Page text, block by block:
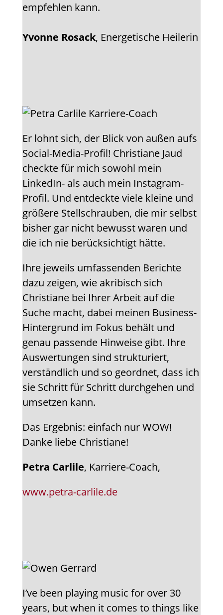
empfehlen kann.
Yvonne Rosack, Energetische Heilerin
Er lohnt sich, der Blick von außen aufs
Social-Media-Profil! Christiane Jaud
checkte für mich sowohl mein
LinkedIn- als auch mein Instagram-
Profil. Und entdeckte viele kleine und
größere Stellschrauben, die mir selbst
bisher gar nicht bewusst waren und
die ich nie berücksichtigt hätte.
Ihre jeweils umfassenden Berichte
dazu zeigen, wie akribisch sich
Christiane bei Ihrer Arbeit auf die
Suche macht, dabei meinen Business-
Hintergrund im Fokus behält und
genau passende Hinweise gibt. Ihre
Auswertungen sind strukturiert,
verständlich und so geordnet, dass ich
sie Schritt für Schritt durchgehen und
umsetzen kann.
Das Ergebnis: einfach nur WOW!
Danke liebe Christiane!
Petra Carlile, Karriere-Coach,
www.petra-carlile.de
I’ve been playing music for over 30
years, but when it comes to things like